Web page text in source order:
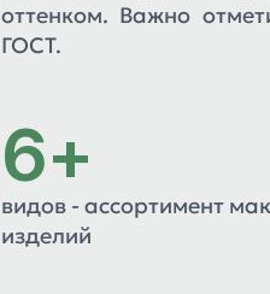
оттенком. Важно
ГОСТ.
6+
видов - ассортимент
изделий